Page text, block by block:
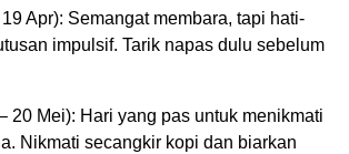
Apr): Semangat membara, tapi hati-
impulsif. Tarik napas dulu sebelum
20 Mei): Hari yang pas untuk menikmati
Nikmati secangkir kopi dan biarkan